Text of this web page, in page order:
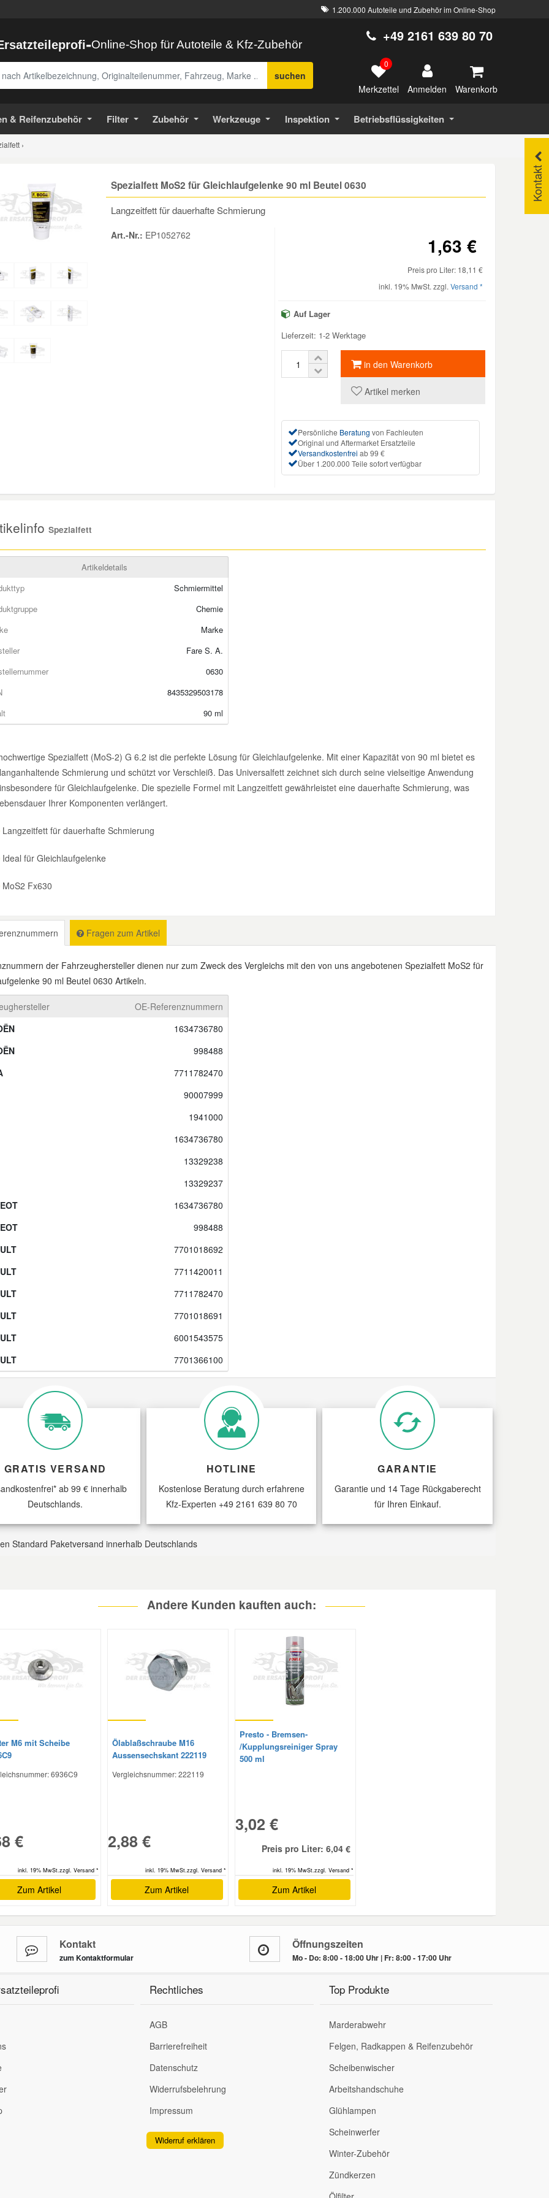
1.200.000 Autoteile und Zubehör im Online-Shop
-Online-Shop für Autoteile & Kfz-Zubehör
suchen
+49 2161 639 80 70
0
Merkzettel Anmelden Warenkorb
& Reifenzubehör Filter Zubehör Werkzeuge Inspektion Betriebsflüssigkeiten
›
Kontakt
Spezialfett MoS2 für Gleichlaufgelenke 90 ml Beutel 0630
Langzeitfett für dauerhafte Schmierung
Art.-Nr.: EP1052762 1,63 €
Preis pro Liter: 18,11 €
inkl. 19% MwSt. zzgl. Versand *
Auf Lager
Lieferzeit: 1-2 Werktage
in den Warenkorb
Artikel merken
Persönliche Beratung von Fachleuten
Original und Aftermarket Ersatzteile
Versandkostenfrei ab 99 €
Über 1.200.000 Teile sofort verfügbar
Spezialfett
Artikeldetails
Schmiermittel
Chemie
Marke
Fare S. A.
0630
8435329503178
90 ml
Spezialfett (MoS-2) G 6.2 ist die perfekte Lösung für Gleichlaufgelenke. Mit einer Kapazität von 90 ml bietet es
Schmierung und schützt vor Verschleiß. Das Universalfett zeichnet sich durch seine vielseitige Anwendung
für Gleichlaufgelenke. Die spezielle Formel mit Langzeitfett gewährleistet eine dauerhafte Schmierung, was
Ihrer Komponenten verlängert.
Langzeitfett für dauerhafte Schmierung
Ideal für Gleichlaufgelenke
MoS2 Fx630
Fragen zum Artikel
der Fahrzeughersteller dienen nur zum Zweck des Vergleichs mit den von uns angebotenen Spezialfett MoS2 für
90 ml Beutel 0630 Artikeln.
OE-Referenznummern
1634736780
998488
7711782470
90007999
1941000
1634736780
13329238
13329237
1634736780
998488
7701018692
7711420011
7711782470
7701018691
6001543575
7701366100
GRATIS VERSAND
ab 99 € innerhalb
Deutschlands.
HOTLINE
Kostenlose Beratung durch erfahrene
Kfz-Experten +49 2161 639 80 70
GARANTIE
Garantie und 14 Tage Rückgaberecht
für Ihren Einkauf.
Standard Paketversand innerhalb Deutschlands
Andere Kunden kauften auch:
M6 mit Scheibe
6936C9
€
inkl. 19% MwSt.zzgl. Versand *
Zum Artikel
Ölablaßschraube M16
Aussensechskant 222119
Vergleichsnummer:222119
2,88 €
inkl. 19% MwSt.zzgl. Versand *
Zum Artikel
Presto - Bremsen-
/Kupplungsreiniger Spray
500 ml
3,02 €
Preis pro Liter: 6,04 €
inkl. 19% MwSt.zzgl. Versand *
Zum Artikel
Kontakt
zum Kontaktformular
Öffnungszeiten
Mo - Do: 8:00 - 18:00 Uhr | Fr: 8:00 - 17:00 Uhr
Rechtliches
AGB
Barrierefreiheit
Datenschutz
Widerrufsbelehrung
Impressum
Widerruf erklären
Top Produkte
Marderabwehr
Felgen, Radkappen & Reifenzubehör
Scheibenwischer
Arbeitshandschuhe
Glühlampen
Scheinwerfer
Winter-Zubehör
Zündkerzen